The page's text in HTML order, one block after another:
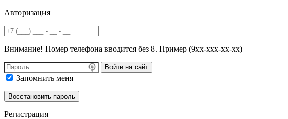
Авторизация
Внимание! Номер телефона вводится без 8. Пример (9хх-ххх-хх-хх)
Войти на сайт
Запомнить меня
Регистрация